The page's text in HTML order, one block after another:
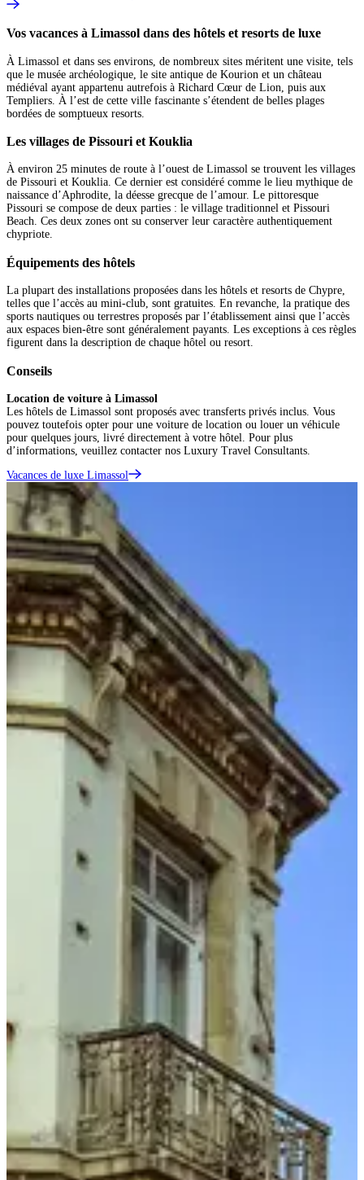
Vos vacances à Limassol dans des hôtels et resorts de luxe
À Limassol et dans ses environs, de nombreux sites méritent une visite, tels
que le musée archéologique, le site antique de Kourion et un château
médiéval ayant appartenu autrefois à Richard Cœur de Lion, puis aux
Templiers. À l’est de cette ville fascinante s’étendent de belles plages
bordées de somptueux resorts.
Les villages de Pissouri et Kouklia
À environ 25 minutes de route à l’ouest de Limassol se trouvent les villages
de Pissouri et Kouklia. Ce dernier est considéré comme le lieu mythique de
naissance d’Aphrodite, la déesse grecque de l’amour. Le pittoresque
Pissouri se compose de deux parties : le village traditionnel et Pissouri
Beach. Ces deux zones ont su conserver leur caractère authentiquement
chypriote.
Équipements des hôtels
La plupart des installations proposées dans les hôtels et resorts de Chypre,
telles que l’accès au mini-club, sont gratuites. En revanche, la pratique des
sports nautiques ou terrestres proposés par l’établissement ainsi que l’accès
aux espaces bien-être sont généralement payants. Les exceptions à ces règles
figurent dans la description de chaque hôtel ou resort.
Conseils
Location de voiture à Limassol
Les hôtels de Limassol sont proposés avec transferts privés inclus. Vous
pouvez toutefois opter pour une voiture de location ou louer un véhicule
pour quelques jours, livré directement à votre hôtel. Pour plus
d’informations, veuillez contacter nos Luxury Travel Consultants.
Vacances de luxe Limassol